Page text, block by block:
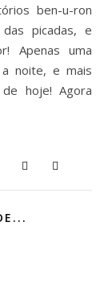
ben-u-ron
picadas, e
Apenas uma
a noite, e mais
hoje! Agora